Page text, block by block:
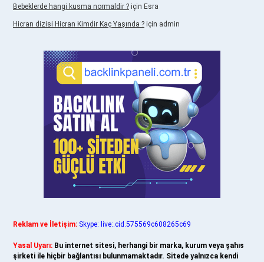
Bebeklerde hangi kusma normaldir ? için Esra
Hicran dizisi Hicran Kimdir Kaç Yaşında ? için admin
Reklam ve İletişim: Skype: live:.cid.575569c608265c69
Yasal Uyarı: Bu internet sitesi, herhangi bir marka, kurum veya şahıs
şirketi ile hiçbir bağlantısı bulunmamaktadır. Sitede yalnızca kendi